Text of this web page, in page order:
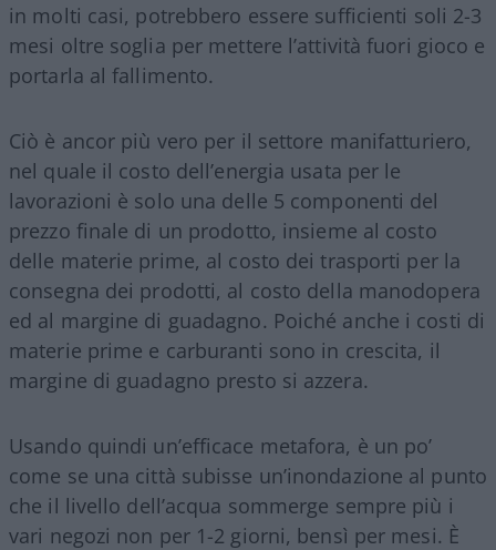
in molti casi, potrebbero essere sufficienti soli 2-3
mesi oltre soglia per mettere l’attività fuori gioco e
portarla al fallimento.
Ciò è ancor più vero per il settore manifatturiero,
nel quale il costo dell’energia usata per le
lavorazioni è solo una delle 5 componenti del
prezzo finale di un prodotto, insieme al costo
delle materie prime, al costo dei trasporti per la
consegna dei prodotti, al costo della manodopera
ed al margine di guadagno. Poiché anche i costi di
materie prime e carburanti sono in crescita, il
margine di guadagno presto si azzera.
Usando quindi un’efficace metafora, è un po’
come se una città subisse un’inondazione al punto
che il livello dell’acqua sommerge sempre più i
vari negozi non per 1-2 giorni, bensì per mesi. È